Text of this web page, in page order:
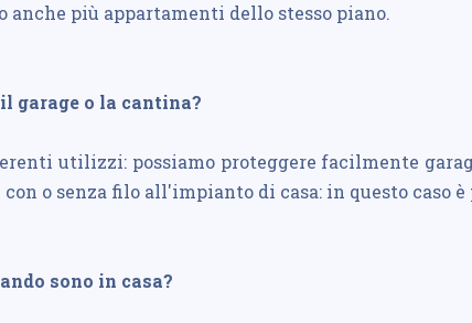
più appartamenti dello stesso piano.
garage o la cantina?
utilizzi: possiamo proteggere facilmente
o senza filo all'impianto di casa: in questo caso
sono in casa?